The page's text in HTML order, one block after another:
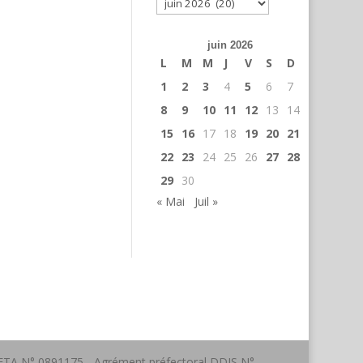
juin 2026
L M M J V S
D
1
2 3 4 5 6
7
8
9 10 11 12 13
14
15
16 17 18 19 20 21
22 23 24 25 26 27 28
29 30
« Mai
Juil »